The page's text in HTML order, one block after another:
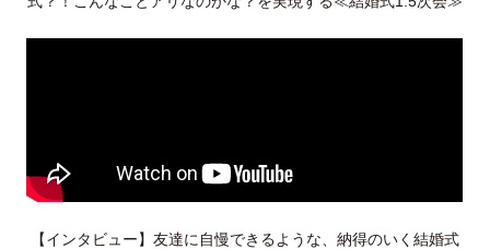
【インタビュー】友達に自慢できるような、納得のいく結婚式